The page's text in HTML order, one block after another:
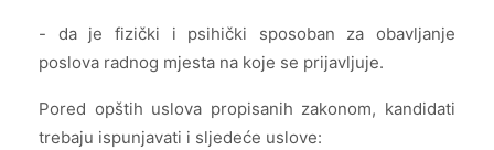
- da je fizički i psihički sposoban za obavljanje
poslova radnog mjesta na koje se prijavljuje.
Pored opštih uslova propisanih zakonom, kandidati
trebaju ispunjavati i sljedeće uslove: